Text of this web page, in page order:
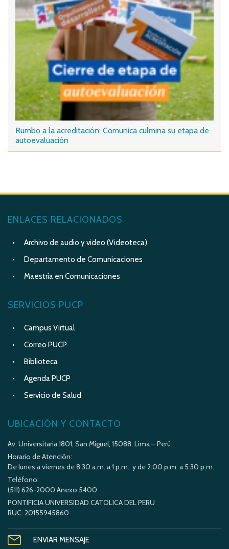
Rumbo a la acreditación: Comunica culmina su etapa de
autoevaluación
ENLACES RELACIONADOS
Archivo de audio y video (Videoteca)
Departamento de Comunicaciones
Maestría en Comunicaciones
SERVICIOS PUCP
Campus Virtual
Correo PUCP
Biblioteca
Agenda PUCP
Servicio de Salud
UBICACIÓN Y CONTACTO
Av. Universitaria 1801, San Miguel, 15088, Lima – Perú
Horario de Atención:
De lunes a viernes de 8:30 a.m. a 1 p.m. y de 2:00 p.m. a 5:30 p.m.
Teléfono:
(511) 626-2000 Anexo 5400
PONTIFICIA UNIVERSIDAD CATOLICA DEL PERU
RUC: 20155945860
ENVIAR MENSAJE